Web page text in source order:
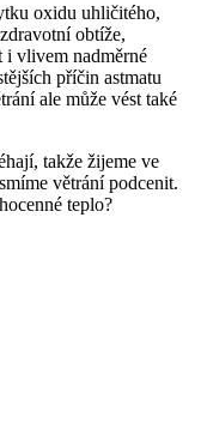
oxidu uhličitého,
obtíže,
i vlivem nadměrné
příčin astmatu
ale může vést také
takže žijeme ve
větrání podcenit.
teplo?